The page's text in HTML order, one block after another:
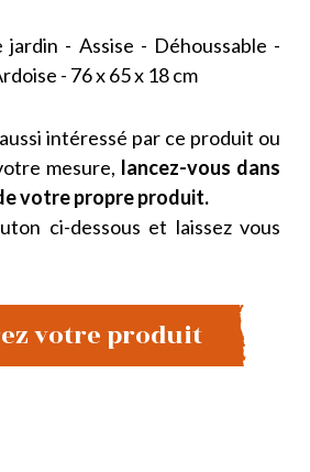
jardin - Assise - Déhoussable -
- 76 x 65 x 18 cm
intéressé par ce produit ou
mesure, lancez-vous dans
votre propre produit.
ci-dessous et laissez vous
votre produit